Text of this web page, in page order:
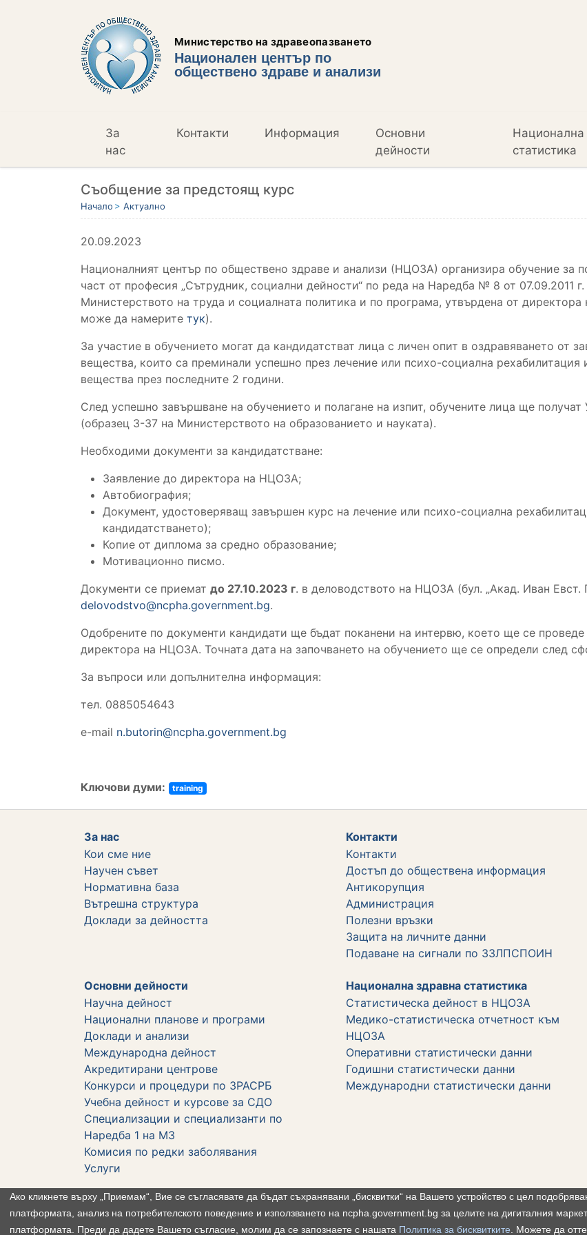
Ако кликнете върху „Приемам“, Вие се съгласявате да бъдат съхранявани „бисквитки“ на Вашето устройство с цел
платформата, анализ на потребителското поведение и използването на ncpha.government.bg за целите на дигиталния
платформата. Преди да дадете Вашето съгласие, молим да се запознаете с нашата Политика за бисквитките . Можете да
Министерство на здравеопазването
Национален център по
обществено здраве и анализи
За
нас
Контакти Информация
Основни
дейности
Национална
статистика
Съобщение за предстоящ курс
Начало Актуално
20.09.2023
Националният център по обществено здраве и анализи (НЦОЗА) организира обучение за
част от професия „Сътрудник, социални дейности“ по реда на Наредба № 8 от 07.09.2011
Министерството на труда и социалната политика и по програма, утвърдена от
може да намерите тук).
За участие в обучението могат да кандидатстват лица с личен опит в оздравяването от
вещества, които са преминали успешно през лечение или психо-социална рехабилитация
вещества през последните 2 години.
След успешно завършване на обучението и полагане на изпит, обучените лица ще
(образец 3-37 на Министерството на образованието и науката).
Необходими документи за кандидатстване:
Заявление до директора на НЦОЗА;
Автобиография;
Документ, удостоверяващ завършен курс на лечение или психо-социална
кандидатстването);
Копие от диплома за средно образование;
Мотивационно писмо.
Документи се приемат до 27.10.2023 г. в деловодството на НЦОЗА (бул. „Акад. Иван
delovodstvo@ncpha.government.bg.
Одобрените по документи кандидати ще бъдат поканени на интервю, което ще се
директора на НЦОЗА. Точната дата на започването на обучението ще се определи след
За въпроси или допълнителна информация:
тел. 0885054643
e-mail n.butorin@ncpha.government.bg
Ключови думи: training
За нас
Кои сме ние
Научен съвет
Нормативна база
Вътрешна структура
Дoклади за дейността
Контакти
Kонтакти
Достъп до обществена информация
Aнтикорупция
Администрация
Полезни връзки
Защита на личните данни
Подаване на сигнали по ЗЗЛПСПОИН
Основни дейности
Научна дейност
Национални планове и програми
Доклади и анализи
Международна дейност
Акредитирани центрове
Конкурси и процедури по ЗРАСРБ
Учебна дейност и курсове за СДО
Специализации и специализанти по
Наредба 1 на МЗ
Комисия по редки заболявания
Услуги
Национална здравна статистика
Статистическа дейност в НЦОЗА
Медико-статистическа отчетност към
НЦОЗА
Оперативни статистически данни
Годишни статистически данни
Международни статистически данни
Карта на